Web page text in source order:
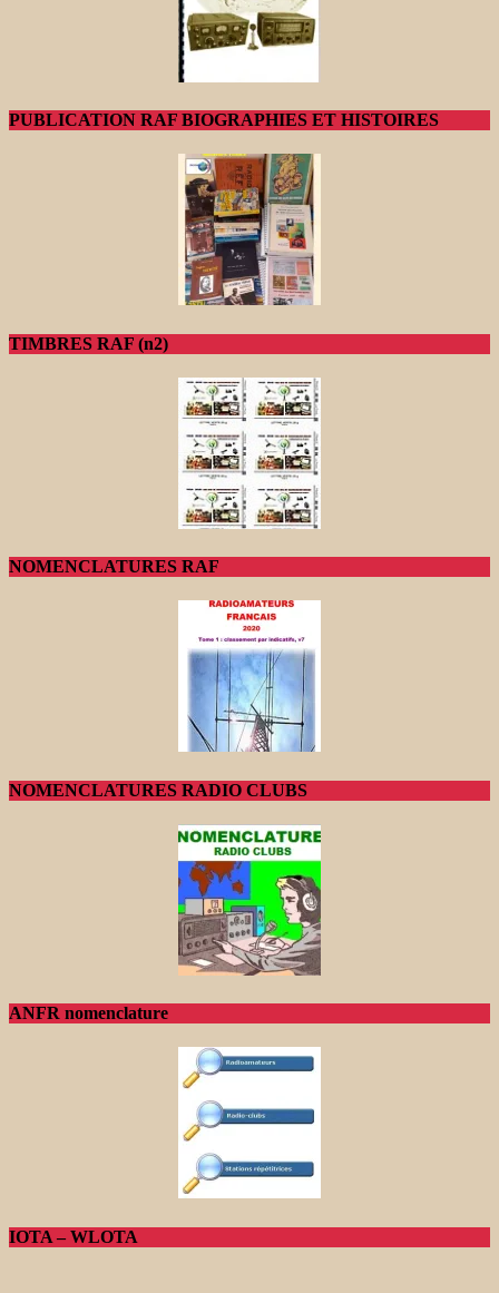
PUBLICATION RAF BIOGRAPHIES ET HISTOIRES
TIMBRES RAF (n2)
NOMENCLATURES RAF
NOMENCLATURES RADIO CLUBS
ANFR nomenclature
IOTA – WLOTA